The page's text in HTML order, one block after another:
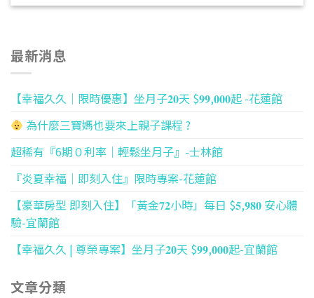
最新消息
【幸福久久｜限時優惠】坐月子𝟐𝟎天 $𝟗𝟗,𝟎𝟎𝟎起 -花蓮館
為什麼三寶媽也要來上親子課程 ?
超稀有『6期０利率｜輕鬆坐月子』-士林館
『炎夏幸福｜即刻入住』限時專案-花蓮館
【豪華房型 即刻入住】「黃金𝟕𝟐小時」每日 $𝟓,𝟗𝟖𝟎 安心體
驗-宜蘭館
【幸福久久 | 尊榮專案】坐月子𝟐𝟎天 $𝟗𝟗,𝟎𝟎𝟎起-宜蘭館
文章分類